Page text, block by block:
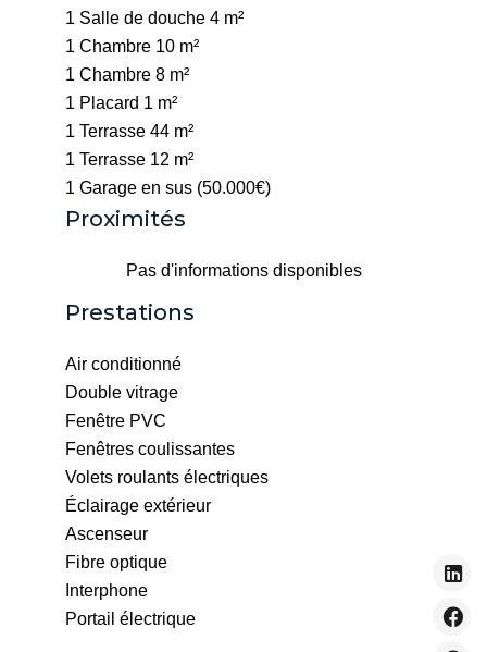
1 Salle de douche 4 m²
1 Chambre 10 m²
1 Chambre 8 m²
1 Placard 1 m²
1 Terrasse 44 m²
1 Terrasse 12 m²
1 Garage en sus (50.000€)
Proximités
Pas d'informations disponibles
Prestations
Air conditionné
Double vitrage
Fenêtre PVC
Fenêtres coulissantes
Volets roulants électriques
Éclairage extérieur
Ascenseur
Fibre optique
Interphone
Portail électrique